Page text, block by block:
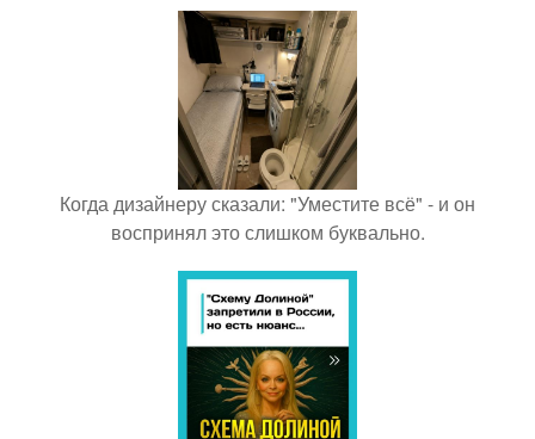
Когда дизайнеру сказали: "Уместите всё" - и он
воспринял это слишком буквально.